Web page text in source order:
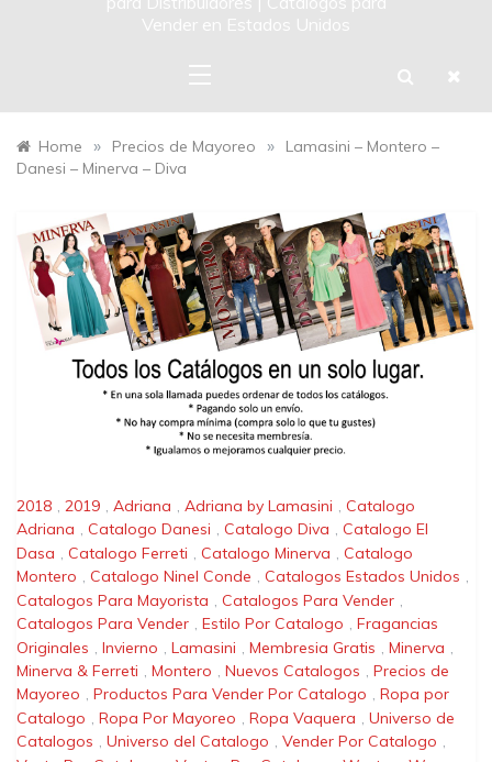
Vender en Estados Unidos
Home » Precios de Mayoreo »
Lamasini – Montero –
Danesi – Minerva – Diva
2018 , 2019 , Adriana , Adriana by Lamasini , Catalogo
Adriana , Catalogo Danesi , Catalogo Diva , Catalogo El
Dasa
Catalogo Ferreti Catalogo Minerva
Catalogo
Montero , Catalogo Ninel Conde , Catalogos Estados Unidos ,
Catalogos Para Mayorista
Catalogos Para Vender
Catalogos Para Vender , Estilo Por Catalogo , Fragancias
Originales
Invierno Lamasini Membresia Gratis Minerva
Minerva & Ferreti , Montero , Nuevos Catalogos , Precios de
Mayoreo , Productos Para Vender Por Catalogo , Ropa por
Catalogo , Ropa Por Mayoreo , Ropa Vaquera , Universo de
Catalogos , Universo del Catalogo , Vender Por Catalogo ,